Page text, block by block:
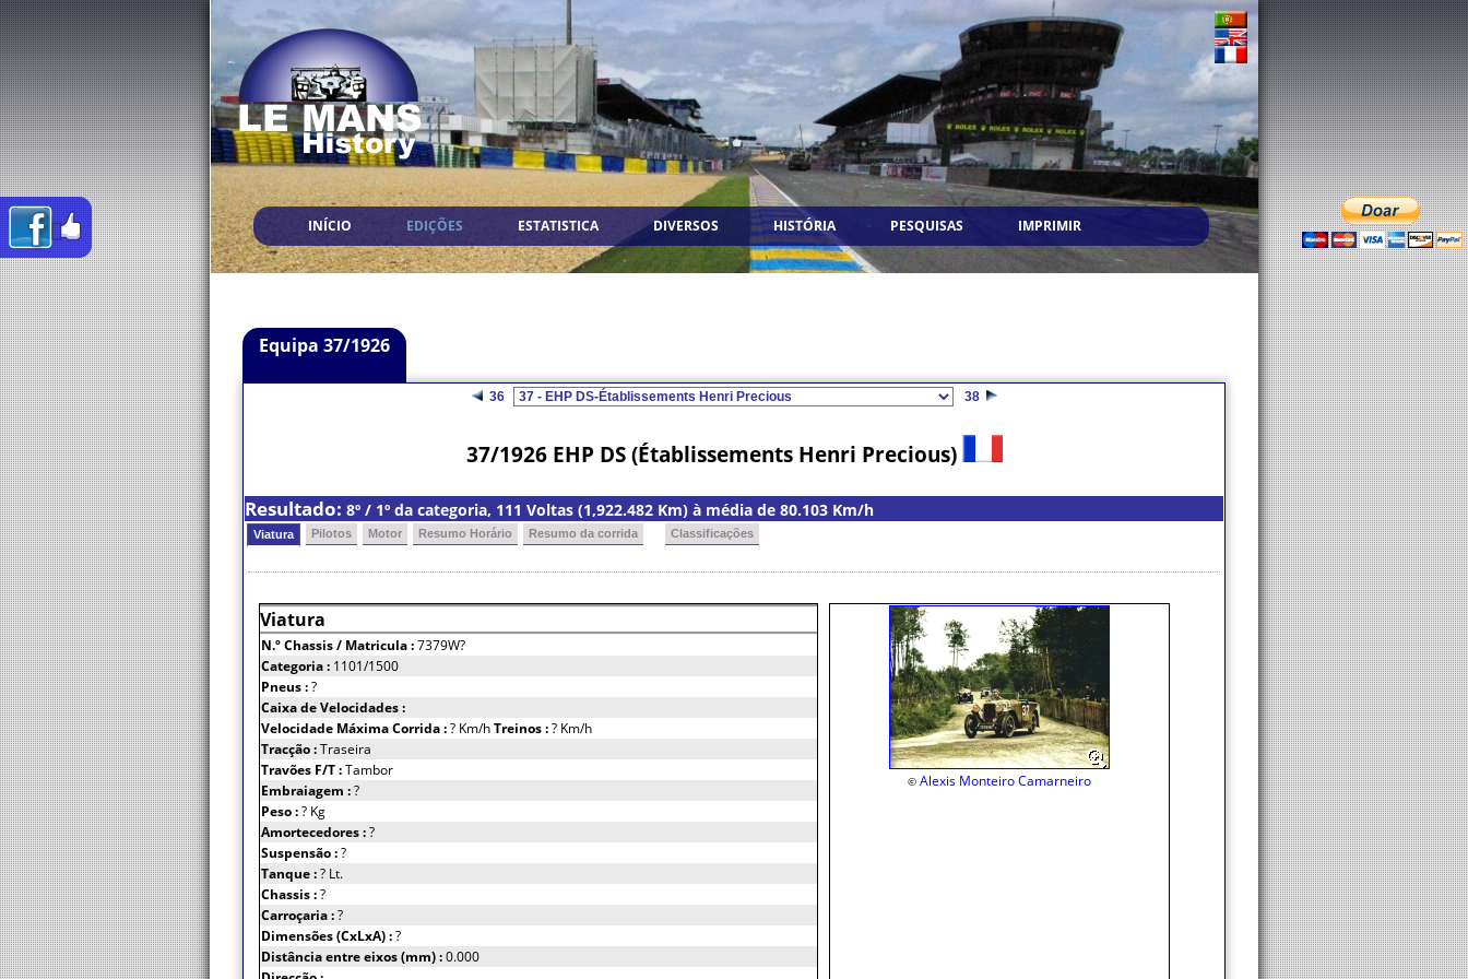
INÍCIO EDIÇÕES ESTATISTICA DIVERSOS HISTÓRIA PESQUISAS IMPRIMIR
Equipa 37/1926
36 38
37/1926 EHP DS (Établissements Henri Precious)
Resultado: 8º / 1º da categoria, 111 Voltas (1,922.482 Km) à média de 80.103 Km/h
Viatura Pilotos Motor Resumo Horário Resumo da corrida Classificações
Viatura
N.º Chassis/ Matricula :7379W?
Categoria : 1101/1500
Pneus :?
Caixa de Velocidades :
Velocidade Máxima Corrida :? Km/hTreinos :? Km/h
Tracção :Traseira
Travões F/T :Tambor
Embraiagem :?
Peso :? Kg
Amortecedores :?
Suspensão :?
Tanque :? Lt.
Chassis :?
Carroçaria :?
Dimensões (CxLxA) :?
Distância entre eixos (mm) :0.000
© Alexis Monteiro Camarneiro